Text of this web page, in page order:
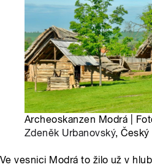
Archeoskanzen Modrá |
Zdeněk Urbanovský, Český
Ve vesnici Modrá to žilo už v